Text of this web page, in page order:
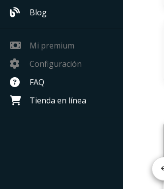
Blog
Mi premium
Configuración
FAQ
Tienda en línea